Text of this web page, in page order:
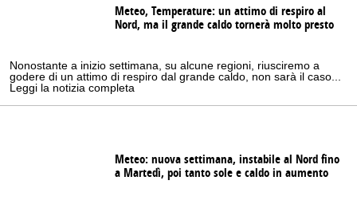
Meteo, Temperature: un attimo di respiro al
Nord, ma il grande caldo tornerà molto presto
Nonostante a inizio settimana, su alcune regioni, riusciremo a
godere di un attimo di respiro dal grande caldo, non sarà il caso...
Leggi la notizia completa
Meteo: nuova settimana, instabile al Nord fino
a Martedì, poi tanto sole e caldo in aumento